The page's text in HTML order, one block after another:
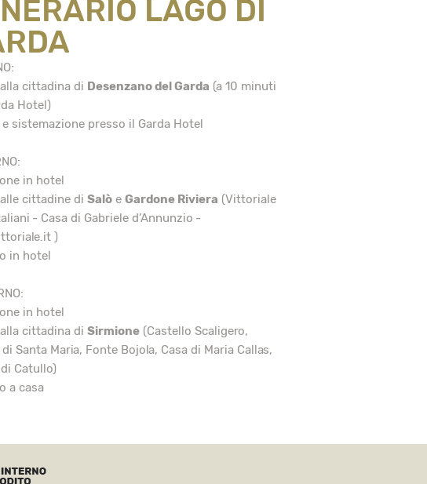
LAGO DI
cittadina di Desenzano del Garda (a 10 minuti
Hotel)
sistemazione presso il Garda Hotel
in hotel
cittadine di Salòe Gardone Riviera (Vittoriale
- Casa di Gabriele d’Annunzio -
)
in hotel
in hotel
cittadina di Sirmione(Castello Scaligero,
di Santa Maria, Fonte Bojola, Casa di Maria Callas,
Catullo)
a casa